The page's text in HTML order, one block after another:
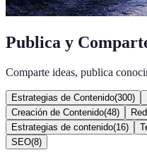
Publica y
Comparte ideas, publica
Estrategias de Contenido(300)
Creación de Contenido(48)
Estrategias de contenido(16)
SEO(8)